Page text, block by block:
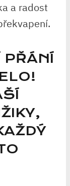
a radost
PŘÁNÍ